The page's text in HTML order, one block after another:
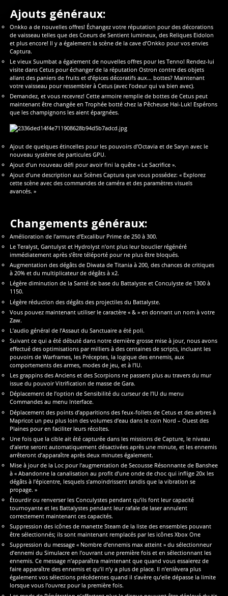
Ajouts généraux:
Onkko a de nouvelles offres! Échangez votre réputation pour des décorations
de vaisseau telles que des Coeurs de Sentient lumineux, des Reliques Eidolon
et plus encore! Il y a également la scène de la cave d’Onkko pour vos envies
Captura.
Le vieux Suumbat a également de nouvelles offres pour les Tenno! Rendez-lui
visite dans Cetus pour échanger de la réputation Ostron contre des objets
allant des paniers de fruits et d’épices décoratifs aux… bottes? Maintenant
votre vaisseau pour ressembler à Cetus (avec l’odeur qui va bien avec).
Demandez, et vous recevrez! Cette armoire remplie de bottes de Cetus peut
maintenant être changée en Trophée botté chez la Pêcheuse Hai-Luk! Espérons
que les champignons les aient épargnées.
Ajout de quelques étincelles pour les pouvoirs d’Octavia et de Saryn avec le
nouveau système de particules GPU.
Ajout d’un nouveau défi pour avoir fini la quête « Le Sacrifice ».
Ajout d’une description aux Scènes Captura que vous possédez: « Explorez
cette scène avec des commandes de caméra et des paramètres visuels
avancés. »
Changements généraux:
Amélioration de l’armure d’Excalibur Prime de 250 à 300.
Le Teralyst, Gantulyst et Hydrolyst n’ont plus leur bouclier régénéré
immédiatement après s’être téléporté pour ne plus être bloqués.
Augmentation des dégâts de Diwata de Titania à 200, des chances de critiques
à 20% et du multiplicateur de dégâts à x2.
Légère diminution de la Santé de base du Battalyste et Conculyste de 1300 à
1150.
Légère réduction des dégâts des projectiles du Battalyste.
Vous pouvez maintenant utiliser le caractère « & » en donnant un nom à votre
Zaw.
L’audio général de l’Assaut du Sanctuaire a été poli.
Suivant ce qui a été débuté dans notre dernière grosse mise à jour, nous avons
effectué des optimisations par milliers à des centaines de scripts, incluant les
pouvoirs de Warframes, les Préceptes, la logique des ennemis, aux
comportements des armes, modes de jeu, et à l’IU.
Les grappins des Anciens et des Scorpions ne passent plus au travers du mur
issue du pouvoir Vitrification de masse de Gara.
Déplacement de l’option de Sensibilité du curseur de l’IU du menu
Commandes au menu Interface.
Déplacement des points d’apparitions des feux-follets de Cetus et des arbres à
Mapricot un peu plus loin des volumes d’eau dans le coin Nord – Ouest des
Plaines pour en faciliter leurs récoltes.
Une fois que la cible ait été capturée dans les missions de Capture, le niveau
d’alerte seront automatiquement désactivées après une minute, et les ennemis
arrêteront d’apparaître après deux minutes également.
Mise à jour de la Loc pour l’augmentation de Secousse Résonnante de Banshee
à « Abandonne la canalisation au profit d’une onde de choc qui inflige 20x les
dégâts à l’épicentre, lesquels s’amoindrissent tandis que la vibration se
propage. »
Étourdir ou renverser les Conculystes pendant qu’ils font leur capacité
tournoyante et les Battalystes pendant leur rafale de laser annulent
correctement maintenant ces capacités.
Suppression des icônes de manette Steam de la liste des ensembles pouvant
être sélectionnés; ils sont maintenant remplacés par les icônes Xbox One
Suppression du message « Nombre d’ennemis max atteint » du sélectionneur
d’ennemi du Simulacre en l’ouvrant une première fois et en sélectionnant les
ennemis. Ce message n’apparaîtra maintenant que quand vous essaierez de
faire apparaître des ennemis et qu’il n’y a plus de place. Il n’enlèvera plus
également vos sélections précédentes quand il s’avère qu’elle dépasse la limite
lorsque vous l’ouvrez pour la première fois.